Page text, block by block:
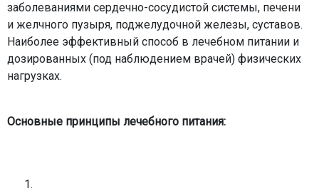
заболеваниями сердечно-сосудистой системы, печени
и желчного пузыря, поджелудочной железы, суставов.
Наиболее эффективный способ в лечебном питании и
дозированных (под наблюдением врачей) физических
нагрузках.
Основные принципы лечебного питания: